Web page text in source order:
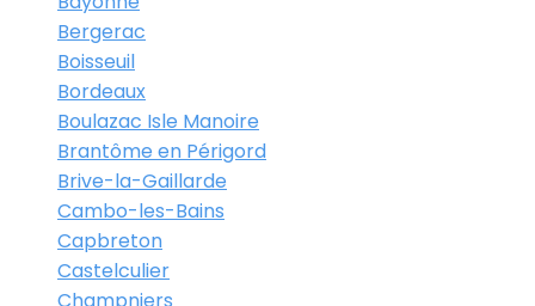
Bergerac
Boisseuil
Bordeaux
Boulazac Isle Manoire
Brantôme en Périgord
Brive-la-Gaillarde
Cambo-les-Bains
Capbreton
Castelculier
Champniers